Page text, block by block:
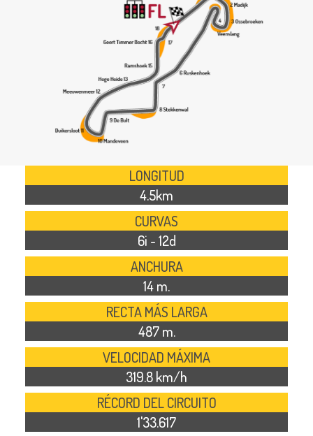
LONGITUD
4.5km
CURVAS
6i - 12d
ANCHURA
14 m.
RECTA MÁS LARGA
487 m.
VELOCIDAD MÁXIMA
319.8 km/h
RÉCORD DEL CIRCUITO
1'33.617